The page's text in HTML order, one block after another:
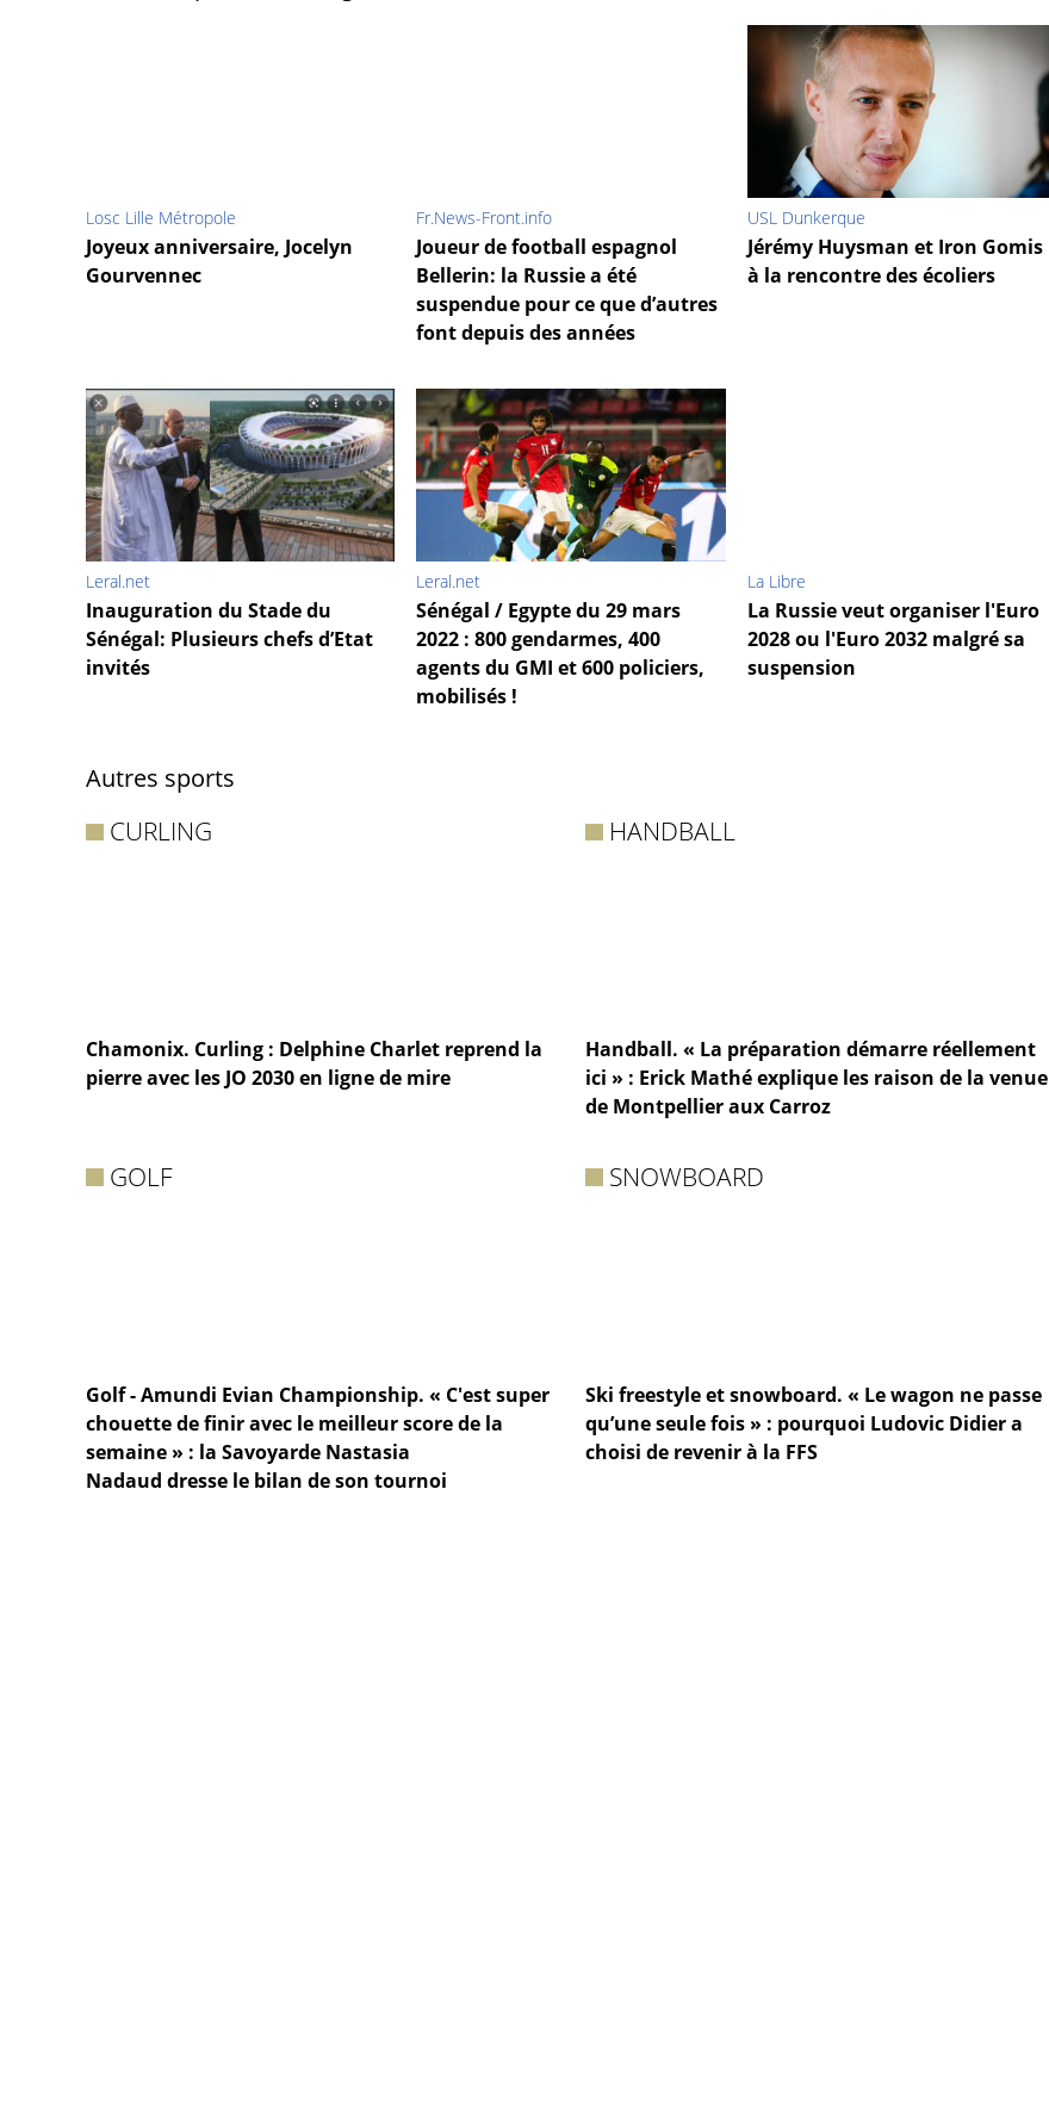
Losc Lille Métropole
Joyeux anniversaire, Jocelyn
Gourvennec
Fr.News-Front.info
Joueur de football espagnol
Bellerin: la Russie a été
suspendue pour ce que d’autres
font depuis des années
USL Dunkerque
Jérémy Huysman et Iron Gomis
à la rencontre des écoliers
Leral.net
Inauguration du Stade du
Sénégal: Plusieurs chefs d’Etat
invités
Leral.net
Sénégal / Egypte du 29 mars
2022 : 800 gendarmes, 400
agents du GMI et 600 policiers,
mobilisés !
La Libre
La Russie veut organiser l'Euro
2028 ou l'Euro 2032 malgré sa
suspension
Autres sports
CURLING
Chamonix. Curling : Delphine Charlet reprend la
pierre avec les JO 2030 en ligne de mire
HANDBALL
Handball. « La préparation démarre réellement
ici » : Erick Mathé explique les raison de la venue
de Montpellier aux Carroz
GOLF
Golf - Amundi Evian Championship. « C'est super
chouette de finir avec le meilleur score de la
semaine » : la Savoyarde Nastasia
Nadaud dresse le bilan de son tournoi
SNOWBOARD
Ski freestyle et snowboard. « Le wagon ne passe
qu’une seule fois » : pourquoi Ludovic Didier a
choisi de revenir à la FFS